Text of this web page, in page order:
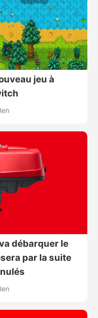
jeu à
débarquer le
par la suite